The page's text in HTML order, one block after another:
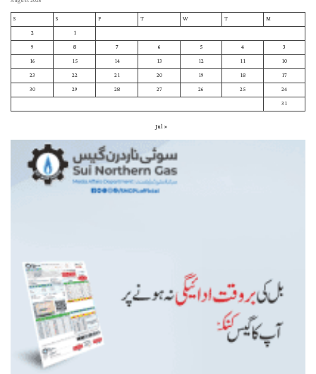
M
T
W
T
F
S
S
1
2
3
4
5
6
7
8
9
10
11
12
13
14
15
16
17
18
19
20
21
22
23
24
25
26
27
28
29
30
31
« Jul